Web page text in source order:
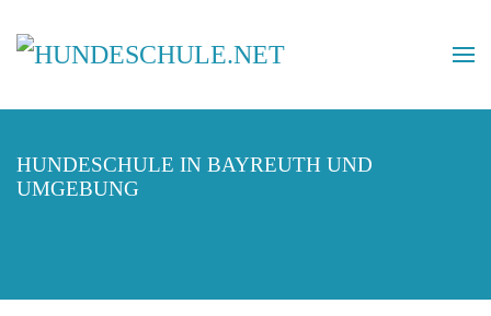
HUNDESCHULE IN BAYREUTH UND
UMGEBUNG